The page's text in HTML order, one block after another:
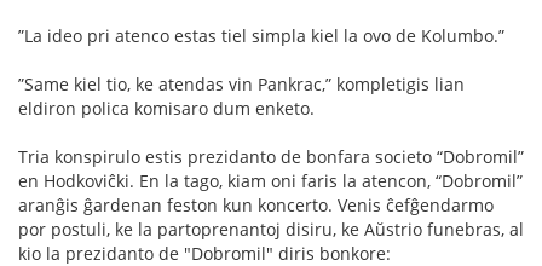
”La ideo pri atenco estas tiel simpla kiel la ovo de Kolumbo.”
”Same kiel tio, ke atendas vin Pankrac,” kompletigis lian
eldiron polica komisaro dum enketo.
Tria konspirulo estis prezidanto de bonfara societo “Dobromil”
en Hodkoviĉki. En la tago, kiam oni faris la atencon, “Dobromil”
aranĝis ĝardenan feston kun koncerto. Venis ĉefĝendarmo
por postuli, ke la partoprenantoj disiru, ke Aŭstrio funebras, al
kio la prezidanto de "Dobromil" diris bonkore: